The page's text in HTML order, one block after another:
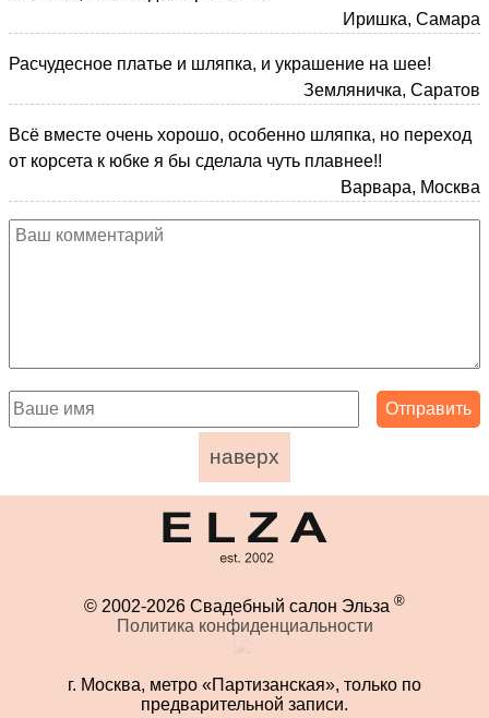
Иришка, Самара
Расчудесное платье и шляпка, и украшение на шее!
Земляничка, Саратов
Всё вместе очень хорошо, особенно шляпка, но переход
от корсета к юбке я бы сделала чуть плавнее!!
Варвара, Москва
наверх
© 2002-2026 Свадебный салон Эльза ®
Политика конфиденциальности
г. Москва, метро «Партизанская», только по
предварительной записи.